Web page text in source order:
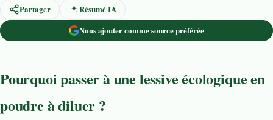
Partager
Résumé IA
Nous ajouter comme source préférée
Pourquoi passer à une lessive écologique en
poudre à diluer ?